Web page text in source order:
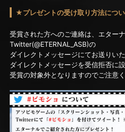
★プレゼントの受け取り方法につ
受賞された方へのご連絡は、エター
Twitter(@ETERNAL_ASB)の
ダイレクトメッセージにてお送りいた
ダイレクトメッセージを受信拒否に
受賞の対象外となりますのでご注意く